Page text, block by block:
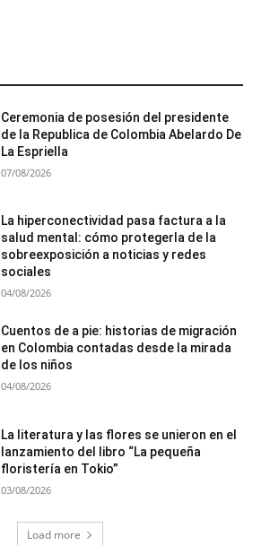
Ceremonia de posesión del presidente
de la Republica de Colombia Abelardo De
La Espriella
07/08/2026
La hiperconectividad pasa factura a la
salud mental: cómo protegerla de la
sobreexposición a noticias y redes
sociales
04/08/2026
Cuentos de a pie: historias de migración
en Colombia contadas desde la mirada
de los niños
04/08/2026
La literatura y las flores se unieron en el
lanzamiento del libro “La pequeña
floristería en Tokio”
03/08/2026
Load more